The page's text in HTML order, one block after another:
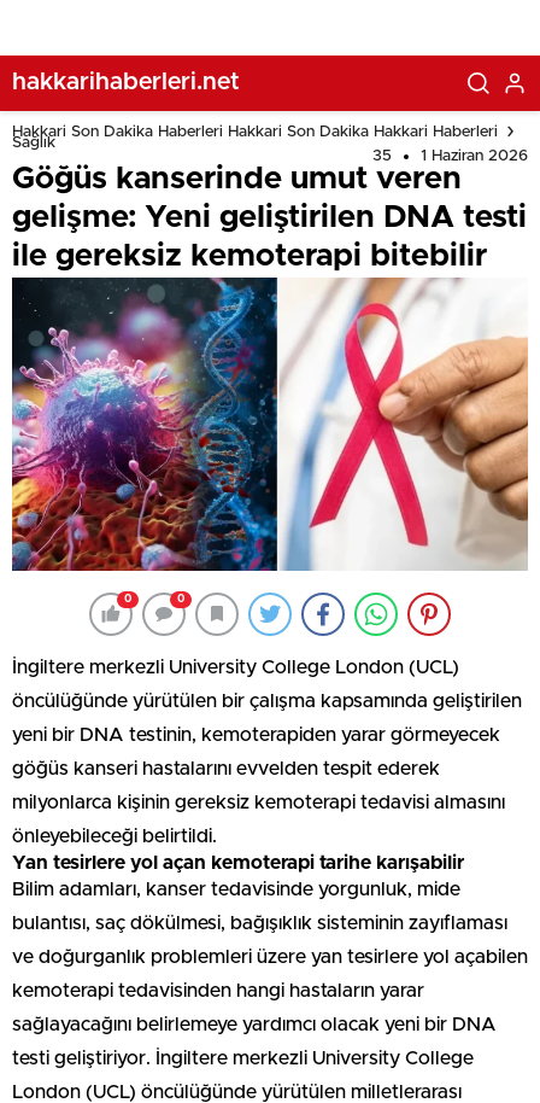
hakkarihaberleri.net
Hakkari Son Dakika Haberleri Hakkari Son Dakika Hakkari Haberleri
Sağlık
35
1 Haziran 2026
Göğüs kanserinde umut veren
gelişme: Yeni geliştirilen DNA testi
ile gereksiz kemoterapi bitebilir
0 0
İngiltere merkezli University College London (UCL)
öncülüğünde yürütülen bir çalışma kapsamında geliştirilen
yeni bir DNA testinin, kemoterapiden yarar görmeyecek
göğüs kanseri hastalarını evvelden tespit ederek
milyonlarca kişinin gereksiz kemoterapi tedavisi almasını
önleyebileceği belirtildi.
Yan tesirlere yol açan kemoterapi tarihe karışabilir
Bilim adamları, kanser tedavisinde yorgunluk, mide
bulantısı, saç dökülmesi, bağışıklık sisteminin zayıflaması
ve doğurganlık problemleri üzere yan tesirlere yol açabilen
kemoterapi tedavisinden hangi hastaların yarar
sağlayacağını belirlemeye yardımcı olacak yeni bir DNA
testi geliştiriyor. İngiltere merkezli University College
London (UCL) öncülüğünde yürütülen milletlerarası